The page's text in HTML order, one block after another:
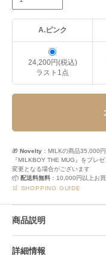
A.ピンク
24,200円(税込)
ラスト1点
🎁 Novelty ：MILKの商品35,000
『MILKBOY THE MUG』をプレ
変更となる場合がございます
📦 配送料無料 ：10,000円以上お
🛒 SHOPPING GUIDE
商品説明
詳細情報